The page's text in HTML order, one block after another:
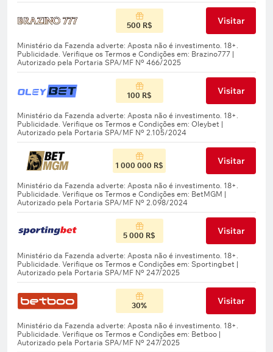
500 R$ Visitar
100 R$ Visitar
1 000 000 R$ Visitar
5 000 R$ Visitar
30% Visitar